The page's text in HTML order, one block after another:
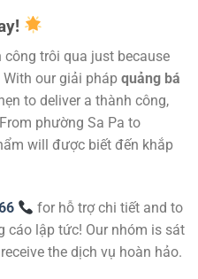
công trôi qua just because
our giải pháp quảng bá
to deliver a thành công,
phường Sa Pa to
will được biết đến khắp
for hỗ trợ chi tiết and to
cáo lập tức! Our nhóm is sát
the dịch vụ hoàn hảo.